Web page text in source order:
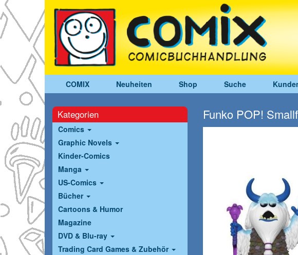
COMIX Neuheiten Shop Suche
Kategorien
Comics
Graphic Novels
Kinder-Comics
Manga
US-Comics
Bücher
Cartoons & Humor
Magazine
DVD & Blu-ray
Trading Card Games & Zubehör
Funko POP!